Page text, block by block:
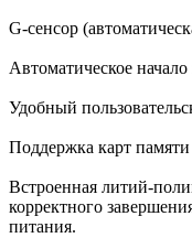
G-сенсор
Автоматическое
Удобный
Поддержка карт
Встроенная литий-
корректного
питания.